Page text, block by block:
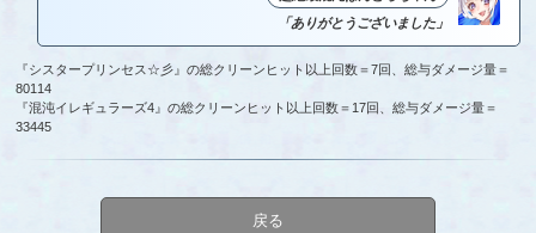
「ありがとうございました」
『シスタープリンセス☆彡』の総クリーンヒット以上回数＝7回、総与ダメージ量＝
80114
『混沌イレギュラーズ4』の総クリーンヒット以上回数＝17回、総与ダメージ量＝
33445
戻る